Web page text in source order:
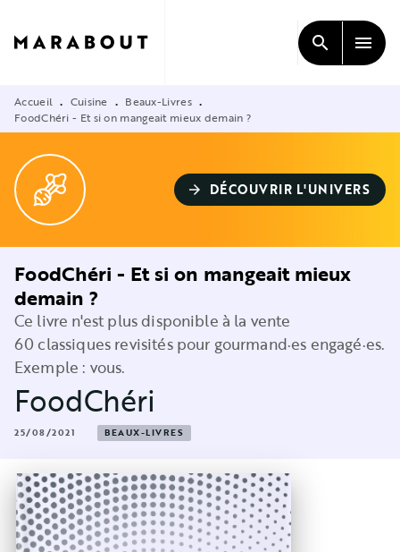
CONTENU
search menu
Accueil • Cuisine • Beaux-Livres •
FoodChéri - Et si on mangeait mieux demain ?
arrow_forward DÉCOUVRIR L'UNIVERS
FoodChéri - Et si on mangeait mieux
demain ?
Ce livre n'est plus disponible à la vente
60 classiques revisités pour gourmand·es engagé·es.
Exemple : vous.
FoodChéri
25/08/2021 BEAUX-LIVRES